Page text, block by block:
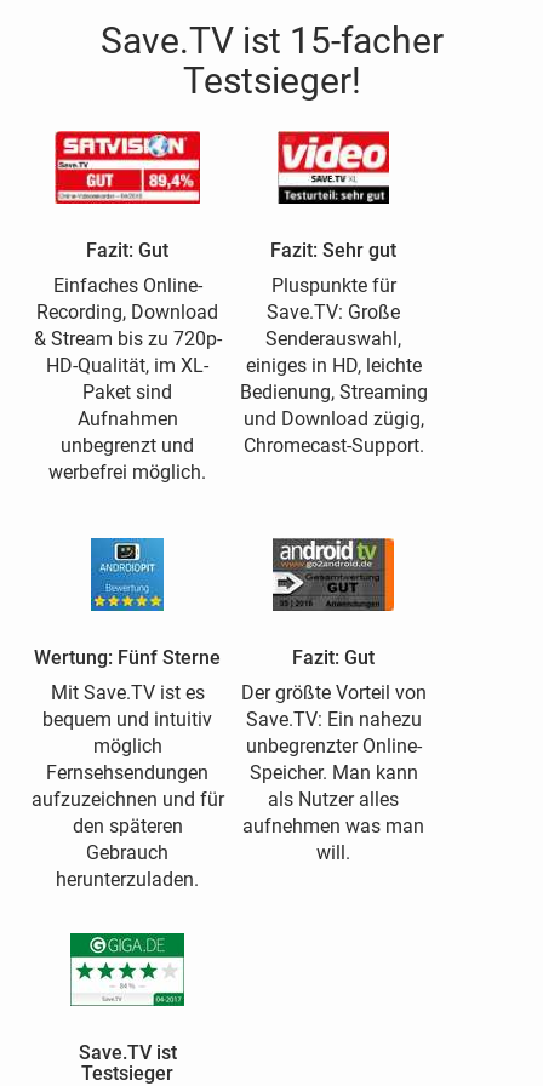
Save.TV ist 15-facher
Testsieger!
Fazit: Gut
Einfaches Online-
Recording, Download
& Stream bis zu 720p-
HD-Qualität, im XL-
Paket sind
Aufnahmen
unbegrenzt und
werbefrei möglich.
Fazit: Sehr gut
Pluspunkte für
Save.TV: Große
Senderauswahl,
einiges in HD, leichte
Bedienung, Streaming
und Download zügig,
Chromecast-Support.
Wertung: Fünf Sterne
Mit Save.TV ist es
bequem und intuitiv
möglich
Fernsehsendungen
aufzuzeichnen und für
den späteren
Gebrauch
herunterzuladen.
Fazit: Gut
Der größte Vorteil von
Save.TV: Ein nahezu
unbegrenzter Online-
Speicher. Man kann
als Nutzer alles
aufnehmen was man
will.
Save.TV ist
Testsieger